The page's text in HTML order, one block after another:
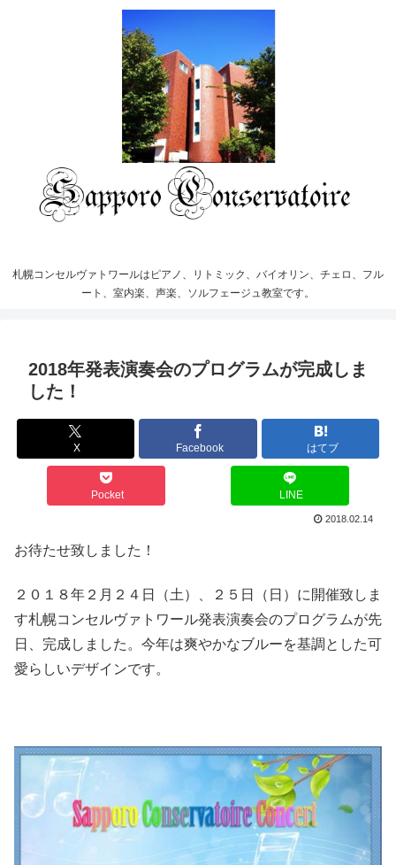
札幌コンセルヴァトワールはピアノ、リトミック、バイオリン、チェロ、フル
ート、室内楽、声楽、ソルフェージュ教室です。
2018年発表演奏会のプログラムが完成しま
した！
X Facebook はてブ
Pocket LINE
2018.02.14
お待たせ致しました！
２０１８年２月２４日（土）、２５日（日）に開催致しま
す札幌コンセルヴァトワール発表演奏会のプログラムが先
日、完成しました。今年は爽やかなブルーを基調とした可
愛らしいデザインです。